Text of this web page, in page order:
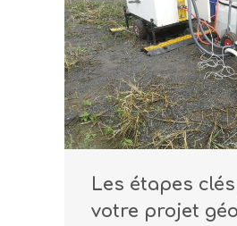
Les étapes
votre projet